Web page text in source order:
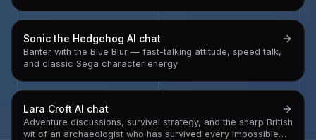
performance
Sonic the Hedgehog AI chat
Banter with the Blue Blur — fast-talking attitude, speed talk,
and classic Sega character energy
Lara Croft AI chat
Adventure discussions, survival strategy, and the sharp British
wit of an archaeologist who has survived every impossible